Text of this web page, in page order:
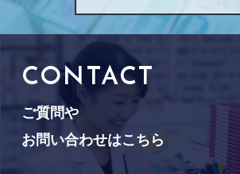
CONTACT
ご質問や
お問い合わせはこちら